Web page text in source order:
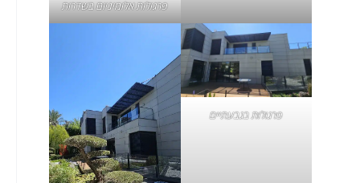
פרגולות אלומיניוםבשדרות
פרגולות בגבעתיים